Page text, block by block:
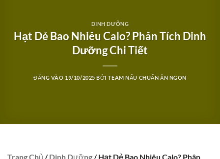
DINH DƯỠNG
Hạt Dẻ Bao Nhiêu Calo? Phân Tích Dinh
Dưỡng Chi Tiết
ĐĂNG VÀO 19/10/2025 BỞI TEAM NẤU CHUẨN ĂN NGON
Trang Chủ /Dinh Dưỡng/ Hạt Dẻ Bao Nhiêu Calo? Phân